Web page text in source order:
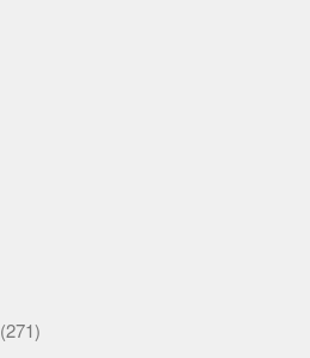
(271)